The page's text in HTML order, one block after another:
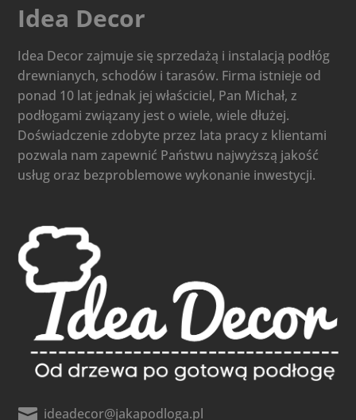
Idea Decor
Idea Decor zajmuje się sprzedażą i instalacją podłóg
drewnianych, schodów i tarasów. Firma istnieje od
ponad 10 lat jednak jej właściciel, Pan Michał, z
podłogami związany jest o wiele, wiele dłużej.
Doświadczenie zdobyte przez lata pracy z klientami
pozwala nam zapewnić Państwu najwyższą jakość
usług oraz bezproblemowe wykonanie inwestycji.
 ideadecor@jakapodloga.pl